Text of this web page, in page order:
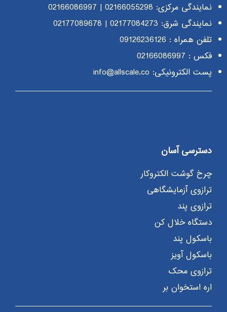
نمایندگی مرکزی: 02166055298
|
02166086997
نمایندگی شرق: 02177084273
|
02177089678
تلفن همراه : 09126236126
فکس : 02166086997
پست الکترونیکی: info@allscale.co
دسترسی آسان
چرخ گوشت الکتروکار
ترازوی آزمایشگاهی
ترازوی پند
دستگاه خلال کن
باسکول پند
باسکول آویز
ترازوی محک
اره استخوان بر